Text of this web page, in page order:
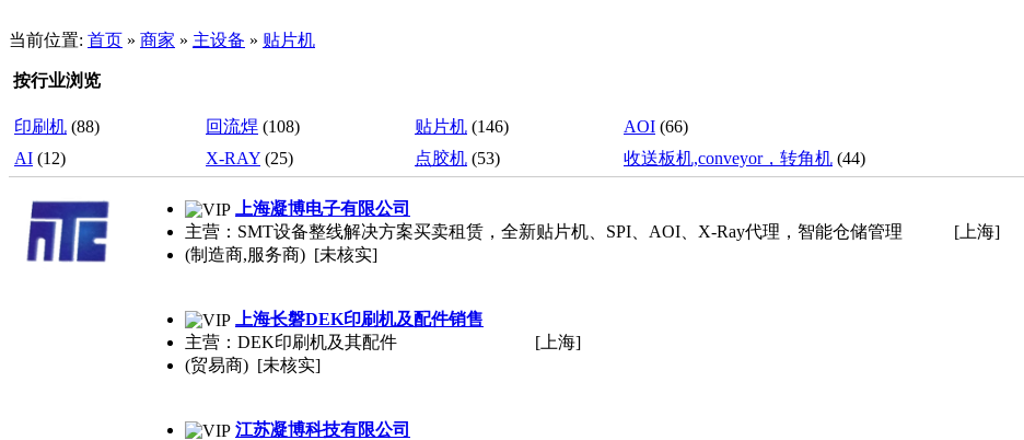
当前位置: 首页 » 商家 » 主设备 » 贴片机
按行业浏览
印刷机 (88) 回流焊 (108) 贴片机 (146) AOI (66)
AI (12) X-RAY (25) 点胶机 (53) 收送板机,conveyor，转角机 (44)
上海凝博电子有限公司
主营：SMT设备整线解决方案买卖租赁，全新贴片机、SPI、AOI、X-Ray代理，智能仓储管理
(制造商,服务商) [未核实]
[上海]
上海长磐DEK印刷机及配件销售
主营：DEK印刷机及其配件
(贸易商) [未核实]
[上海]
江苏凝博科技有限公司